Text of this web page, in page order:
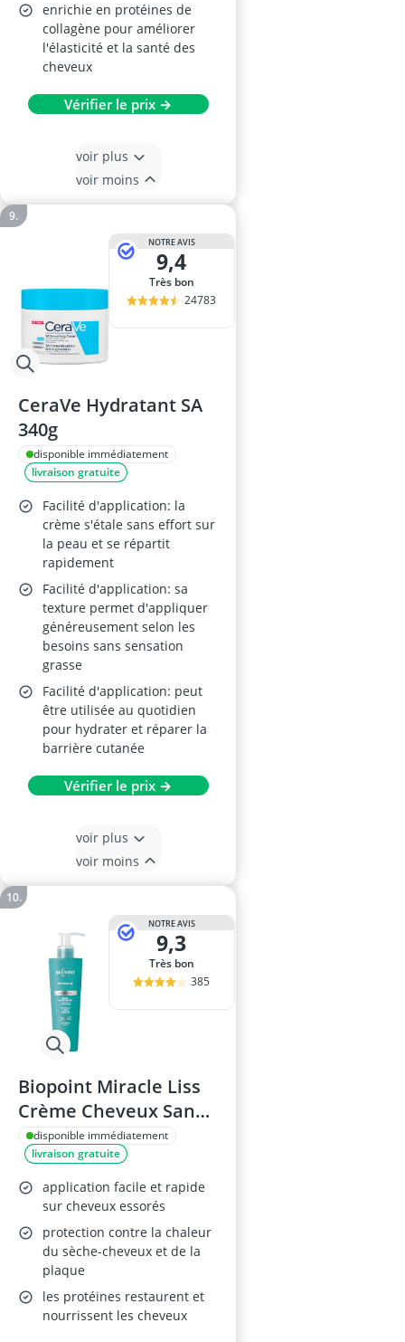
enrichie en protéines de
collagène pour améliorer
l'élasticité et la santé des
cheveux
Vérifier le prix →
voir plus
voir moins
NOTRE AVIS
9,4
Très bon
24783
CeraVe Hydratant SA
340g
disponible immédiatement
livraison gratuite
Facilité d'application: la
crème s'étale sans effort sur
la peau et se répartit
rapidement
Facilité d'application: sa
texture permet d'appliquer
généreusement selon les
besoins sans sensation
grasse
Facilité d'application: peut
être utilisée au quotidien
pour hydrater et réparer la
barrière cutanée
Vérifier le prix →
voir plus
voir moins
NOTRE AVIS
9,3
Très bon
385
Biopoint Miracle Liss
Crème Cheveux Sans
Rinçage 200 ml
disponible immédiatement
livraison gratuite
application facile et rapide
sur cheveux essorés
protection contre la chaleur
du sèche-cheveux et de la
plaque
les protéines restaurent et
nourrissent les cheveux